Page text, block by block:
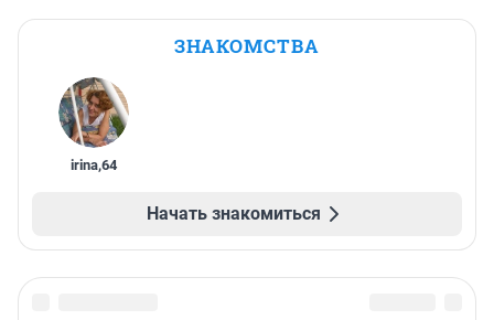
ЗНАКОМСТВА
irina,64
Начать знакомиться